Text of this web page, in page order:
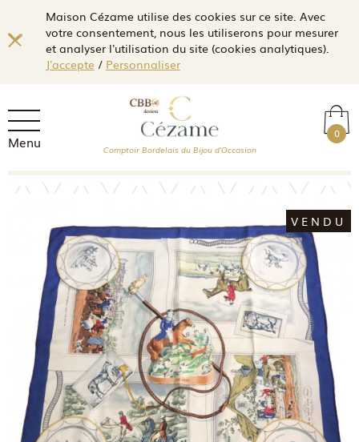
Maison Cézame utilise des cookies sur ce site. Avec
votre consentement, nous les utiliserons pour mesurer
et analyser l'utilisation du site (cookies analytiques).
J'accepte/ Personnaliser
Menu 0
Comptoir Bordelais du Bijou d'Occasion
VENDU